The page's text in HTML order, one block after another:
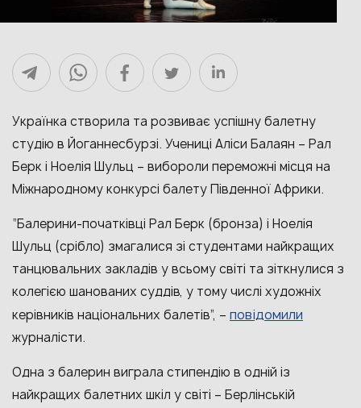
Українка створила та розвиває успішну балетну
студію в Йоганнесбурзі. Учениці Аліси Балаян – Рал
Берк і Ноелія Шульц – вибороли переможні місця на
Міжнародному конкурсі балету Південної Африки.
“Балерини-початківці Рал Берк (бронза) і Ноелія
Шульц (срібло) змагалися зі студентами найкращих
танцювальних закладів у всьому світі та зіткнулися з
колегією шанованих суддів, у тому числі художніх
керівників національних балетів”, – повідомили
журналісти.
Одна з балерин виграла стипендію в одній із
найкращих балетних шкіл у світі – Берлінській